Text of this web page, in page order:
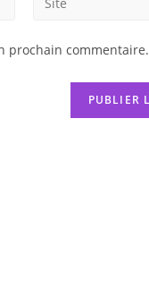
(facultatif)
prochain commentaire.